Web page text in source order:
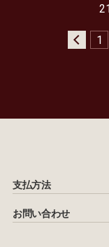
1
支払方法
お問い合わせ